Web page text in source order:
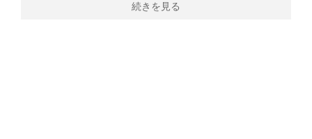
続きを見る